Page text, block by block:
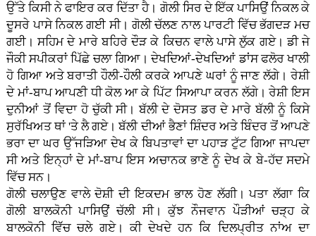
ਉੱਤੇ ਕਿਸੀ ਨੇ ਫਾਇਰ ਕਰ ਦਿੱਤਾ ਹੈ। ਗੋਲੀ ਸਿਰ ਦੇ ਇੱਕ ਪਾਸਿਉਂ ਨਿਕਲ ਕੇ
ਦੂਸਰੇ ਪਾਸੇ ਨਿਕਲ ਗਈ ਸੀ। ਗੋਲੀ ਚੱਲਣ ਨਾਲ ਪਾਰਟੀ ਵਿੱਚ ਭੱਗਦੜ ਮਚ
ਗਈ। ਸਹਿਮ ਦੇ ਮਾਰੇ ਬਹਿਰੇ ਦੌੜ ਕੇ ਕਿਚਨ ਵਾਲੇ ਪਾਸੇ ਲੁੱਕ ਗਏ। ਡੀ ਜੇ
ਜੌਕੀ ਸਪੀਕਰਾਂ ਪਿੱਛੇ ਚਲਾ ਗਿਆ। ਦੇਖਦਿਆਂ-ਦੇਖਦਿਆਂ ਡਾਂਸ ਫਲੋਰ ਖਾਲੀ
ਹੋ ਗਿਆ ਅਤੇ ਬਰਾਤੀ ਹੌਲੀ-ਹੌਲੀ ਕਰਕੇ ਆਪਣੇ ਘਰਾਂ ਨੂੰ ਜਾਣ ਲੱਗੇ। ਰੇਸ਼ੀ
ਦੇ ਮਾਂ-ਬਾਪ ਆਪਣੀ ਧੀ ਕੋਲ ਆ ਕੇ ਪਿੱਟ ਸਿਆਪਾ ਕਰਨ ਲੱਗੇ। ਰੇਸ਼ੀ ਇਸ
ਦੁਨੀਆਂ ਤੋਂ ਵਿਦਾ ਹੋ ਚੁੱਕੀ ਸੀ। ਬੱਲੀ ਦੇ ਦੋਸਤ ਡਰ ਦੇ ਮਾਰੇ ਬੱਲੀ ਨੂੰ ਕਿਸੇ
ਸੁਰੱਖਿਅਤ ਥਾਂ 'ਤੇ ਲੈ ਗਏ। ਬੱਲੀ ਦੀਆਂ ਭੈਣਾਂ ਸ਼ਿੰਦਰ ਅਤੇ ਬਿੰਦਰ ਤੋਂ ਆਪਣੇ
ਭਰਾ ਦਾ ਘਰ ਉੱਜੜਿਆ ਦੇਖ ਕੇ ਬਿਪਤਾਵਾਂ ਦਾ ਪਹਾੜ ਟੁੱਟ ਗਿਆ ਜਾਪਦਾ
ਸੀ ਅਤੇ ਇਨ੍ਹਾਂ ਦੇ ਮਾਂ-ਬਾਪ ਇਸ ਅਚਾਨਕ ਭਾਣੇ ਨੂੰ ਦੇਖ ਕੇ ਬੇ-ਹੱਦ ਸਦਮੇ
ਵਿੱਚ ਸਨ।
ਗੋਲੀ ਚਲਾਉਣ ਵਾਲੇ ਦੋਸ਼ੀ ਦੀ ਇਕਦਮ ਭਾਲ ਹੋਣ ਲੱਗੀ। ਪਤਾ ਲੱਗਾ ਕਿ
ਗੋਲੀ ਬਾਲਕੋਨੀ ਪਾਸਿਉਂ ਚੱਲੀ ਸੀ। ਕੁੱਝ ਨੌਜਵਾਨ ਪੌੜੀਆਂ ਚੜ੍ਹ ਕੇ
ਬਾਲਕੋਨੀ ਵਿੱੱਚ ਚਲੇ ਗਏ। ਕੀ ਦੇਖਦੇ ਹਨ ਕਿ ਦਿਲਪ੍ਰੀਤ ਨਾਂਅ ਦਾ